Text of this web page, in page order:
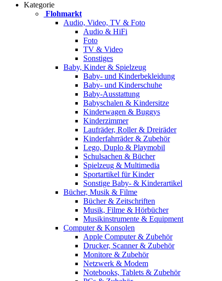
Kategorie
Flohmarkt
Audio, Video, TV & Foto
Audio & HiFi
Foto
TV & Video
Sonstiges
Baby, Kinder & Spielzeug
Baby- und Kinderbekleidung
Baby- und Kinderschuhe
Baby-Ausstattung
Babyschalen & Kindersitze
Kinderwagen & Buggys
Kinderzimmer
Laufräder, Roller & Dreiräder
Kinderfahrräder & Zubehör
Lego, Duplo & Playmobil
Schulsachen & Bücher
Spielzeug & Multimedia
Sportartikel für Kinder
Sonstige Baby- & Kinderartikel
Bücher, Musik & Filme
Bücher & Zeitschriften
Musik, Filme & Hörbücher
Musikinstrumente & Equipment
Computer & Konsolen
Apple Computer & Zubehör
Drucker, Scanner & Zubehör
Monitore & Zubehör
Netzwerk & Modem
Notebooks, Tablets & Zubehör